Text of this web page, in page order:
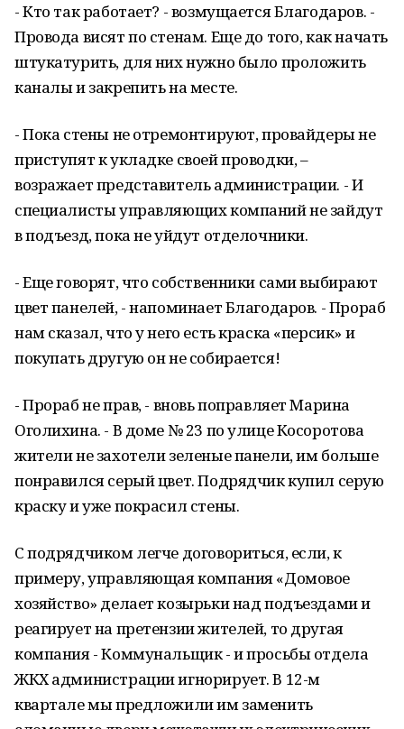
- Кто так работает? - возмущается Благодаров. -
Провода висят по стенам. Еще до того, как начать
штукатурить, для них нужно было проложить
каналы и закрепить на месте.
- Пока стены не отремонтируют, провайдеры не
приступят к укладке своей проводки, –
возражает представитель администрации. - И
специалисты управляющих компаний не зайдут
в подъезд, пока не уйдут отделочники.
- Еще говорят, что собственники сами выбирают
цвет панелей, - напоминает Благодаров. - Прораб
нам сказал, что у него есть краска «персик» и
покупать другую он не собирается!
- Прораб не прав, - вновь поправляет Марина
Оголихина. - В доме № 23 по улице Косоротова
жители не захотели зеленые панели, им больше
понравился серый цвет. Подрядчик купил серую
краску и уже покрасил стены.
С подрядчиком легче договориться, если, к
примеру, управляющая компания «Домовое
хозяйство» делает козырьки над подъездами и
реагирует на претензии жителей, то другая
компания - Коммунальщик - и просьбы отдела
ЖКХ администрации игнорирует. В 12-м
квартале мы предложили им заменить